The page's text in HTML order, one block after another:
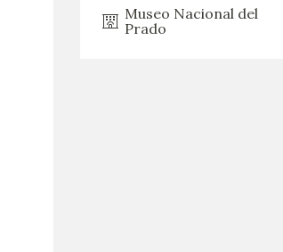
Museo Nacional del
Prado